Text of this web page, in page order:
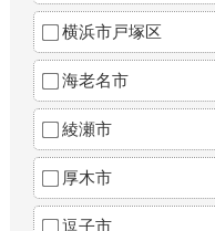
横浜市戸塚区
海老名市
綾瀬市
厚木市
逗子市